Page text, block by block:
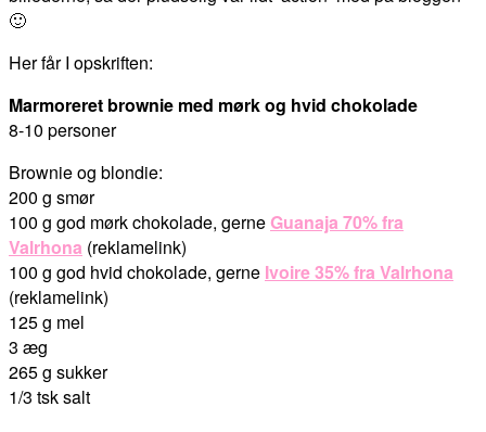
🙂
Her får I opskriften:
Marmoreret brownie med mørk og hvid chokolade
8-10 personer
Brownie og blondie:
200 g smør
100 g god mørk chokolade, gerneGuanaja 70% fra
Valrhona (reklamelink)
100 g god hvid chokolade, gerne Ivoire 35% fra Valrhona
(reklamelink)
125 g mel
3 æg
265 g sukker
1/3 tsk salt